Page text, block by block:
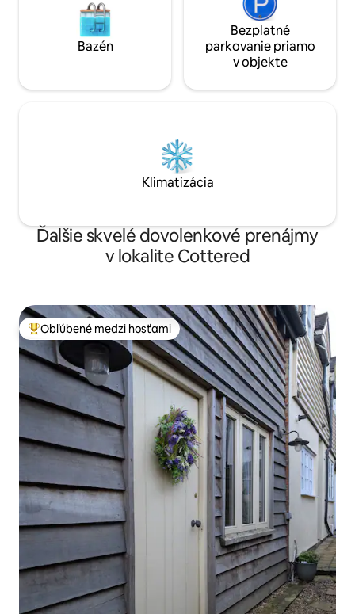
Bazén
Bezplatné
parkovanie priamo
v objekte
Klimatizácia
Ďalšie skvelé dovolenkové prenájmy
v lokalite Cottered
Najobľúbenejšie medzi hosťami
Obľúbené medzi hosťami